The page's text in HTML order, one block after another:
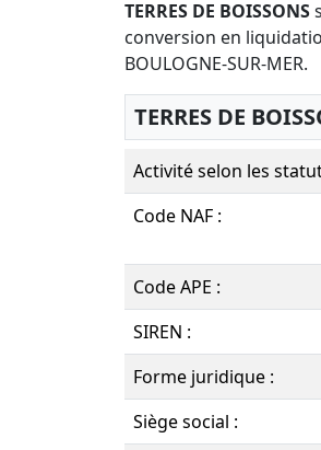
TERRES DE BOISSONS
conversion en
BOULOGNE-SUR-MER.
TERRES DE
Activité selon les
Code NAF :
Code APE :
SIREN :
Forme juridique :
Siège social :